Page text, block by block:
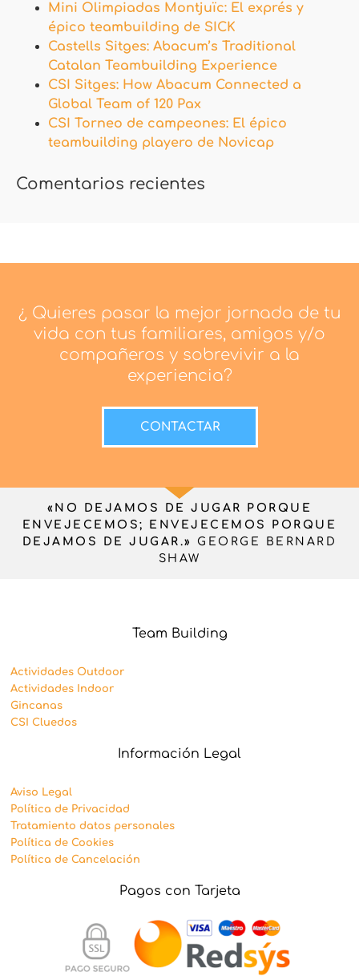
Mini Olimpiadas Montjuïc: El exprés y
épico teambuilding de SICK
Castells Sitges: Abacum’s Traditional
Catalan Teambuilding Experience
CSI Sitges: How Abacum Connected a
Global Team of 120 Pax
CSI Torneo de campeones: El épico
teambuilding playero de Novicap
Comentarios recientes
¿ Quieres pasar la mejor jornada de tu
vida con tus familiares, amigos y/o
compañeros y sobrevivir a la
experiencia?
CONTACTAR
«NO DEJAMOS DE JUGAR PORQUE
ENVEJECEMOS; ENVEJECEMOS PORQUE
DEJAMOS DE JUGAR.»
GEORGE BERNARD
SHAW
Team Building
Actividades Outdoor
Actividades Indoor
Gincanas
CSI Cluedos
Información Legal
Aviso Legal
Política de Privacidad
Tratamiento datos personales
Política de Cookies
Política de Cancelación
Pagos con Tarjeta